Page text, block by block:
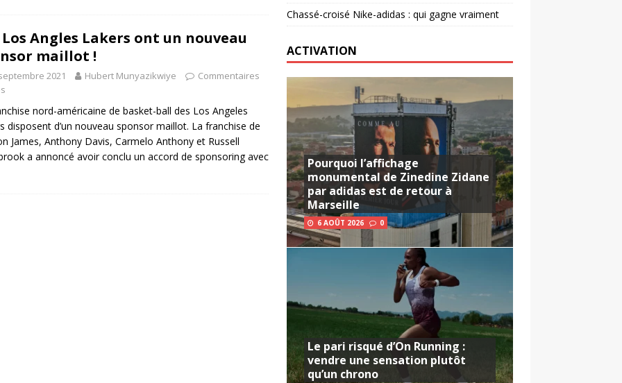
Los Angles Lakers ont un nouveau
maillot !
2021 Hubert Munyazikwiye
Commentaires
nord-américaine de basket-ball des Los Angeles
disposent d’un nouveau sponsor maillot. La franchise de
James, Anthony Davis, Carmelo Anthony et Russell
a annoncé avoir conclu un accord de sponsoring avec
Chassé-croisé Nike-adidas : qui gagne vraiment
ACTIVATION
Pourquoi l’affichage
monumental de Zinedine Zidane
par adidas est de retour à
Marseille
6 AOÛT 2026 0
Le pari risqué d’On Running :
vendre une sensation plutôt
qu’un chrono